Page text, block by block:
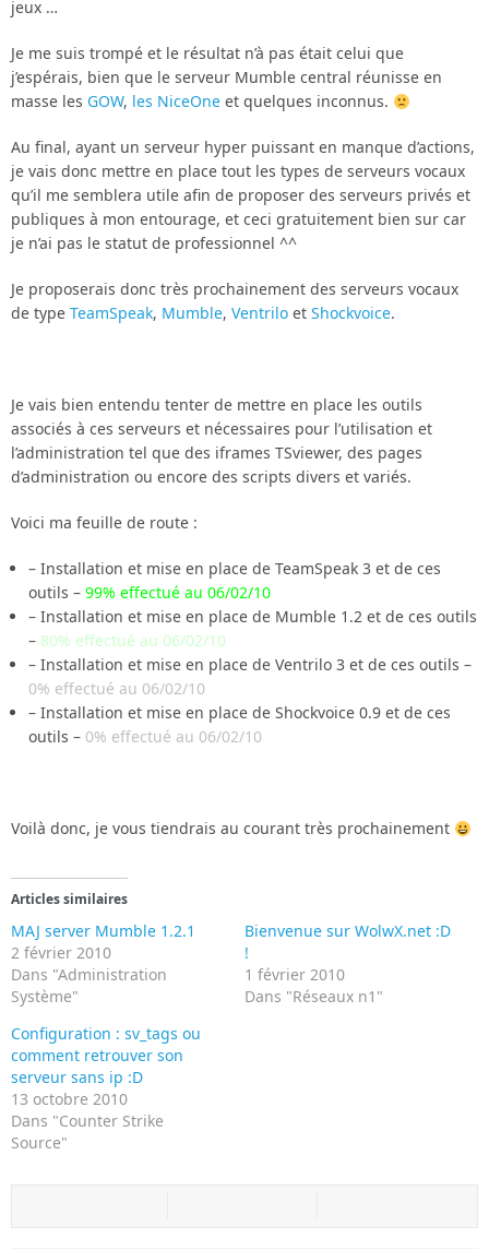
jeux …
Je me suis trompé et le résultat n’à pas était celui que
j’espérais, bien que le serveur Mumble central réunisse en
masse les GOW, les NiceOne et quelques inconnus.
Au final, ayant un serveur hyper puissant en manque d’actions,
je vais donc mettre en place tout les types de serveurs vocaux
qu’il me semblera utile afin de proposer des serveurs privés et
publiques à mon entourage, et ceci gratuitement bien sur car
je n’ai pas le statut de professionnel ^^
Je proposerais donc très prochainement des serveurs vocaux
de type TeamSpeak, Mumble, Ventrilo et Shockvoice.
Je vais bien entendu tenter de mettre en place les outils
associés à ces serveurs et nécessaires pour l’utilisation et
l’administration tel que des iframes TSviewer, des pages
d’administration ou encore des scripts divers et variés.
Voici ma feuille de route :
– Installation et mise en place de TeamSpeak 3 et de ces
outils – 99% effectué au 06/02/10
– Installation et mise en place de Mumble 1.2 et de ces outils
– 80% effectué au 06/02/10
– Installation et mise en place de Ventrilo 3 et de ces outils –
0% effectué au 06/02/10
– Installation et mise en place de Shockvoice 0.9 et de ces
outils – 0% effectué au 06/02/10
Voilà donc, je vous tiendrais au courant très prochainement
Articles similaires
MAJ server Mumble 1.2.1
2 février 2010
Dans "Administration
Système"
Bienvenue sur WolwX.net :D
!
1 février 2010
Dans "Réseaux n1"
Configuration : sv_tags ou
comment retrouver son
serveur sans ip :D
13 octobre 2010
Dans "Counter Strike
Source"